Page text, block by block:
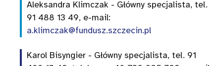
Aleksandra Klimczak - Główny specjalista, tel.
91 488 13 49, e-mail:
a.klimczak@fundusz.szczecin.pl
Karol Bisyngier - Główny specjalista, tel. 91